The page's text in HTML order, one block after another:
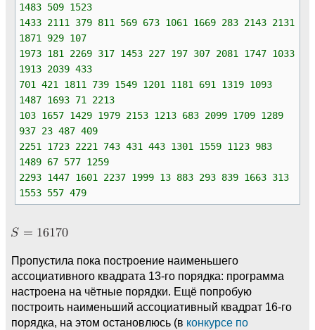
1483 509 1523
1433 2111 379 811 569 673 1061 1669 283 2143 2131
1871 929 107
1973 181 2269 317 1453 227 197 307 2081 1747 1033
1913 2039 433
701 421 1811 739 1549 1201 1181 691 1319 1093
1487 1693 71 2213
103 1657 1429 1979 2153 1213 683 2099 1709 1289
937 23 487 409
2251 1723 2221 743 431 443 1301 1559 1123 983
1489 67 577 1259
2293 1447 1601 2237 1999 13 883 293 839 1663 313
1553 557 479
Пропустила пока построение наименьшего
ассоциативного квадрата 13-го порядка: программа
настроена на чётные порядки. Ещё попробую
построить наименьший ассоциативный квадрат 16-го
порядка, на этом остановлюсь (в конкурсе по